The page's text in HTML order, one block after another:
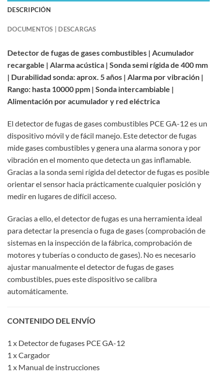
DESCRIPCIÓN
DOCUMENTOS | DESCARGAS
Detector de fugas de gases combustibles | Acumulador
recargable | Alarma acústica | Sonda semi rígida de 400 mm
| Durabilidad sonda: aprox. 5 años | Alarma por vibración |
Rango: hasta 10000 ppm | Sonda intercambiable |
Alimentación por acumulador y red eléctrica
El detector de fugas de gases combustibles PCE GA-12 es un
dispositivo móvil y de fácil manejo. Este detector de fugas
mide gases combustibles y genera una alarma sonora y por
vibración en el momento que detecta un gas inflamable.
Gracias a la sonda semi rígida del detector de fugas es posible
orientar el sensor hacia prácticamente cualquier posición y
medir en lugares de difícil acceso.
Gracias a ello, el detector de fugas es una herramienta ideal
para detectar la presencia o fuga de gases (comprobación de
sistemas en la inspección de la fábrica, comprobación de
motores y tuberías o conducto de gases). No es necesario
ajustar manualmente el detector de fugas de gases
combustibles, pues este dispositivo se calibra
automáticamente.
CONTENIDO DEL ENVÍO
1 x Detector de fugases PCE GA-12
1 x Cargador
1 x Manual de instrucciones